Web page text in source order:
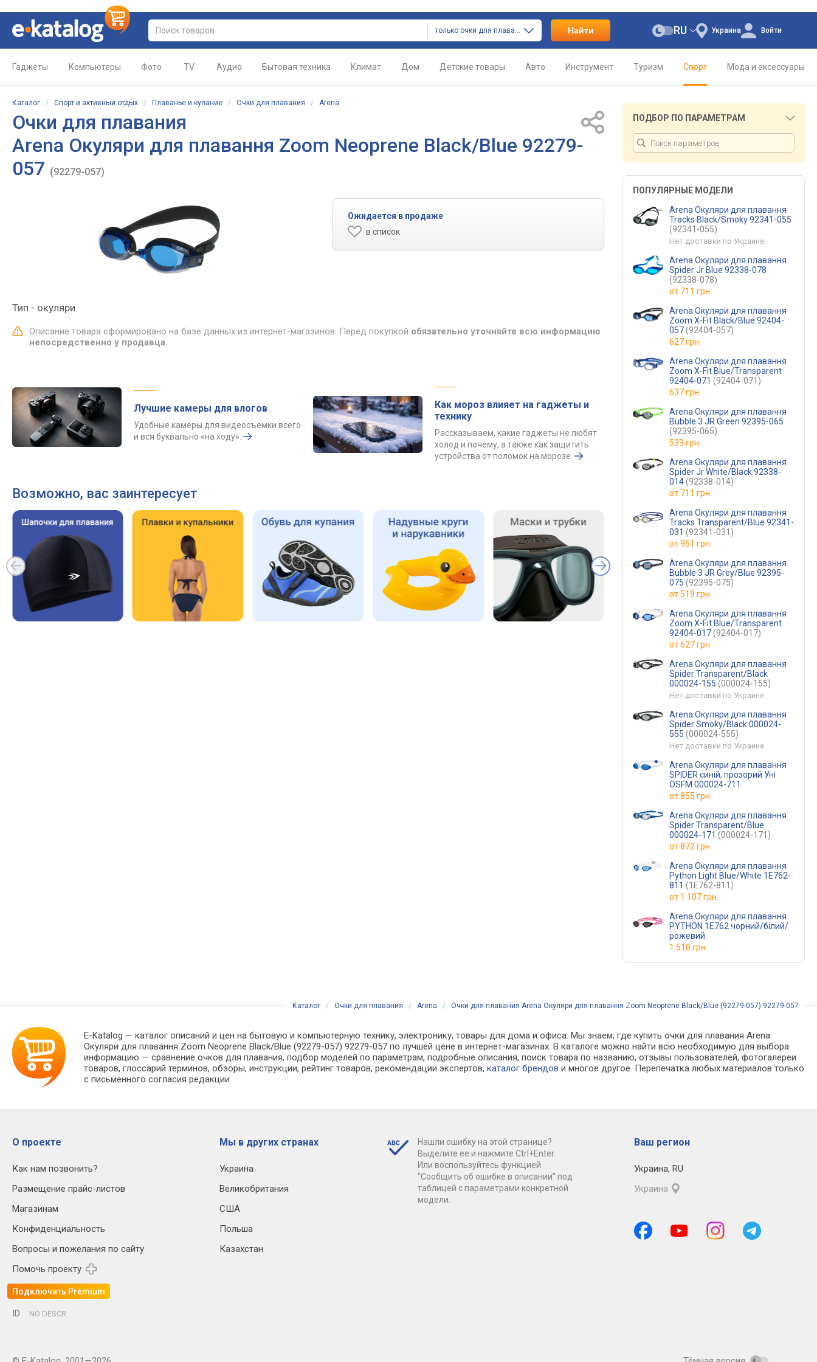
только очки для плавания Найти Украина
RU Войти
Гаджеты Компьютеры Фото TV Аудио Бытовая техника Климат Дом Детские товары Авто Инструмент Туризм Спорт Мода и аксессуары
Каталог / Спорт и активный отдых / Плаванье и купание / Очки для плавания / Arena
Очки для плавания
Arena Окуляри для плавання Zoom Neoprene Black/Blue 92279-
057 (92279-057)
Ожидается в продаже
в список
Тип - окуляри
Описание товара сформировано на базе данных из интернет-магазинов. Перед покупкой обязательно уточняйте всю информацию
непосредственно у продавца.
Лучшие камеры для влогов
Удобные камеры для видеосъемки всего
и вся буквально «на ходу».
Как мороз влияет на гаджеты и
технику
Рассказываем, какие гаджеты не любят
холод и почему, а также как защитить
устройства от поломок на морозе.
Возможно, вас заинтересует
ПОДБОР ПО ПАРАМЕТРАМ
ПОПУЛЯРНЫЕ МОДЕЛИ
Arena Окуляри для плавання
Tracks Black/Smoky 92341-055
(92341-055)
Нет доставки по Украине
Arena Окуляри для плавання
Spider Jr Blue 92338-078
(92338-078)
от 711 грн.
Arena Окуляри для плавання
Zoom X-Fit Black/Blue 92404-
057(92404-057)
627 грн.
Arena Окуляри для плавання
Zoom X-Fit Blue/Transparent
92404-071 (92404-071)
637 грн.
Arena Окуляри для плавання
Bubble 3 JR Green 92395-065
(92395-065)
539 грн.
Arena Окуляри для плавання
Spider Jr White/Black 92338-
014(92338-014)
от 711 грн.
Arena Окуляри для плавання
Tracks Transparent/Blue 92341-
031 (92341-031)
от951 грн.
Arena Окуляри для плавання
Bubble 3 JR Grey/Blue 92395-
075 (92395-075)
от519 грн.
Arena Окуляри для плавання
Zoom X-Fit Blue/Transparent
92404-017(92404-017)
от627 грн.
Arena Окуляри для плавання
Spider Transparent/Black
000024-155 (000024-155)
Нет доставки по Украине
Arena Окуляри для плавання
Spider Smoky/Black 000024-
555 (000024-555)
Нет доставки по Украине
Arena Окуляри для плавання
SPIDER синій, прозорий Уні
OSFM 000024-711
от855 грн.
Arena Окуляри для плавання
Spider Transparent/Blue
000024-171 (000024-171)
от872 грн.
Arena Окуляри для плавання
Python Light Blue/White 1E762-
811 (1E762-811)
от 1 107 грн.
Arena Окуляри для плавання
PYTHON 1E762 чорний/білий/
рожевий
1 518 грн.
Каталог / Очки для плавания / Arena / Очки для плавания Arena Окуляри для плавання Zoom Neoprene Black/Blue (92279-057) 92279-057
E-Katalog — каталог описаний и цен на бытовую и компьютерную технику, электронику, товары для дома и офиса. Мы знаем, где купить очки для плавания Arena
Окуляри для плавання Zoom Neoprene Black/Blue (92279-057) 92279-057 по лучшей цене в интернет-магазинах. В каталоге можно найти всю необходимую для выбора
информацию — сравнение очков для плавания, подбор моделей по параметрам, подробные описания, поиск товара по названию, отзывы пользователей, фотогалереи
товаров, глоссарий терминов, обзоры, инструкции, рейтинг товаров, рекомендации экспертов,каталог брендов и многое другое. Перепечатка любых материалов только
с письменного согласия редакции.
О проекте
Как нам позвонить?
Размещение прайс-листов
Магазинам
Конфиденциальность
Вопросы и пожелания по сайту
Помочь проекту
Подключить Premium
Мы в других странах
Украина
Великобритания
США
Польша
Казахстан
Нашли ошибку на этой странице?
Выделите ее и нажмите Ctrl+Enter.
Или воспользуйтесь функцией
"Сообщить об ошибке в описании" под
таблицей с параметрами конкретной
модели.
Ваш регион
Украина, RU
Украина
ID NO DESCR